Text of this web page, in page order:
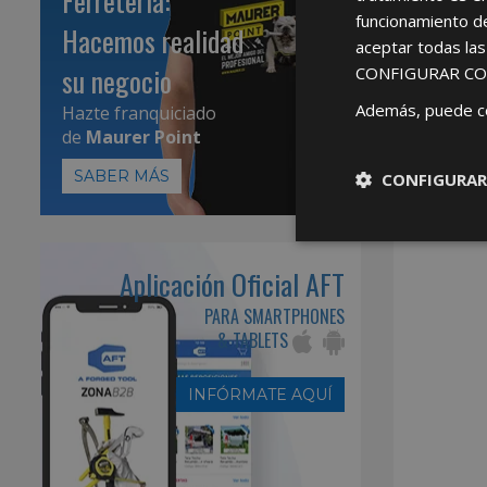
Hacemos realidad
su negocio
Hazte franquiciado
de Maurer Point
SABER MÁS
Aplicación Oficial AFT
PARA SMARTPHONES
& TABLETS
INFÓRMATE AQUÍ
funcionamiento
aceptar todas
CONFIGURAR
Además, puede